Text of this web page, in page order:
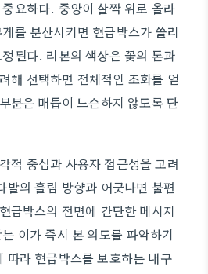
요하다. 중앙이 살짝 위로 올라
를 분산시키면 현금박스가 쏠리
된다. 리본의 색상은 꽃의 톤과
해 선택하면 전체적인 조화를 얻
분은 매듭이 느슨하지 않도록 단
적 중심과 사용자 접근성을 고려
발의 흘림 방향과 어긋나면 불편
금박스의 전면에 간단한 메시지
이가 즉시 본 의도를 파악하기
따라 현금박스를 보호하는 내구